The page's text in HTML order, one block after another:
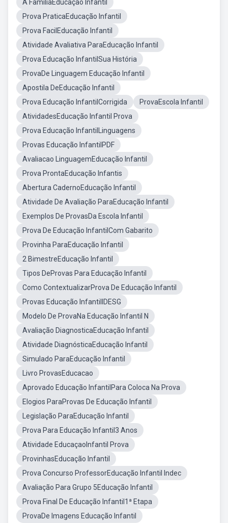
A FamíliaEducação Infantil
Prova PraticaEducação Infantil
Prova FacilEducação Infantil
Atividade Avaliativa ParaEducação Infantil
Prova Educação InfantilSua História
ProvaDe Linguagem Educação Infantil
Apostila DeEducação Infantil
Prova Educação InfantilCorrigida
ProvaEscola Infantil
AtividadesEducação Infantil Prova
Prova Educação InfantilLinguagens
Provas Educação InfantilPDF
Avaliacao LinguagemEducação Infantil
Prova ProntaEducação Infantis
Abertura CadernoEducação Infantil
Atividade De Avaliação ParaEducação Infantil
Exemplos De ProvasDa Escola Infantil
Prova De Educação InfantilCom Gabarito
Provinha ParaEducação Infantil
2 BimestreEducação Infantil
Tipos DeProvas Para Educação Infantil
Como ContextualizarProva De Educação Infantil
Provas Educação InfantilIDESG
Modelo De ProvaNa Educação Infantil N
Avaliação DiagnosticaEducação Infantil
Atividade DiagnósticaEducação Infantil
Simulado ParaEducação Infantil
Livro ProvasEducacao
Aprovado Educação InfantilPara Coloca Na Prova
Elogios ParaProvas De Educação Infantil
Legislação ParaEducação Infantil
Prova Para Educação Infantil3 Anos
Atividade EducaçaoInfantil Prova
ProvinhasEducação Infantil
Prova Concurso ProfessorEducação Infantil Indec
Avaliação Para Grupo 5Educação Infantil
Prova Final De Educação Infantil1ª Etapa
ProvaDe Imagens Educação Infantil